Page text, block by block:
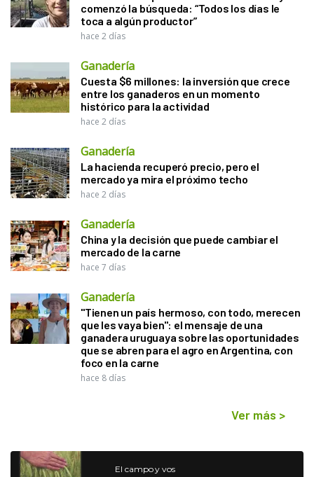
comenzó la búsqueda: “Todos los días le
toca a algún productor”
hace 2 días
Ganadería
Cuesta $6 millones: la inversión que crece
entre los ganaderos en un momento
histórico para la actividad
hace 2 días
Ganadería
La hacienda recuperó precio, pero el
mercado ya mira el próximo techo
hace 2 días
Ganadería
China y la decisión que puede cambiar el
mercado de la carne
hace 7 días
Ganadería
"Tienen un país hermoso, con todo, merecen
que les vaya bien": el mensaje de una
ganadera uruguaya sobre las oportunidades
que se abren para el agro en Argentina, con
foco en la carne
hace 8 días
Ver más >
El campo y vos